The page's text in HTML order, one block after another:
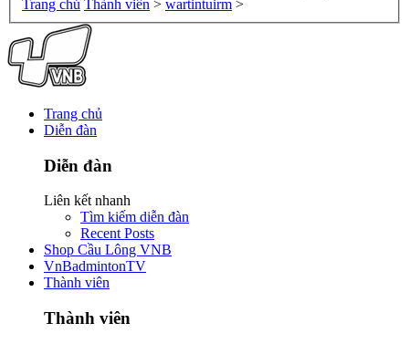
Trang chủ Thành viên > wartintuirm >
Trang chủ
Diễn đàn
Diễn đàn
Liên kết nhanh
Tìm kiếm diễn đàn
Recent Posts
Shop Cầu Lông VNB
VnBadmintonTV
Thành viên
Thành viên